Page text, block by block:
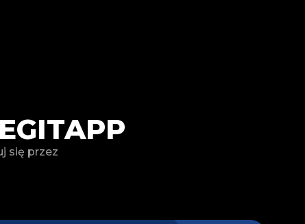
się przez